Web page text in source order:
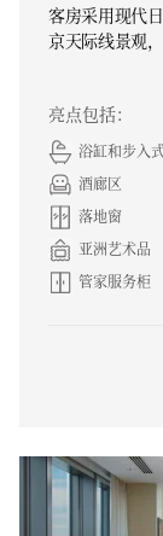
客房采用现代
京天际线景观
亮点包括：
浴缸和步入
酒廊区
落地窗
亚洲艺术品
管家服务柜